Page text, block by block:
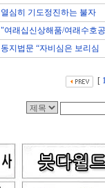
열심히 기도정진하는 불자
"여래십신상해품/여래수호
동지법문 “자비심은 보리심
[